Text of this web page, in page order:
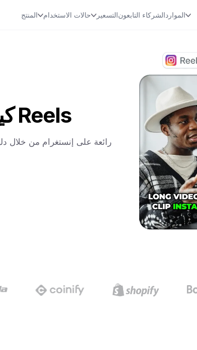
المنتج حالات الاستخدام التسعيرالشركاء التابعونالموارد
كيف تصنع انستقرام رائع Reels